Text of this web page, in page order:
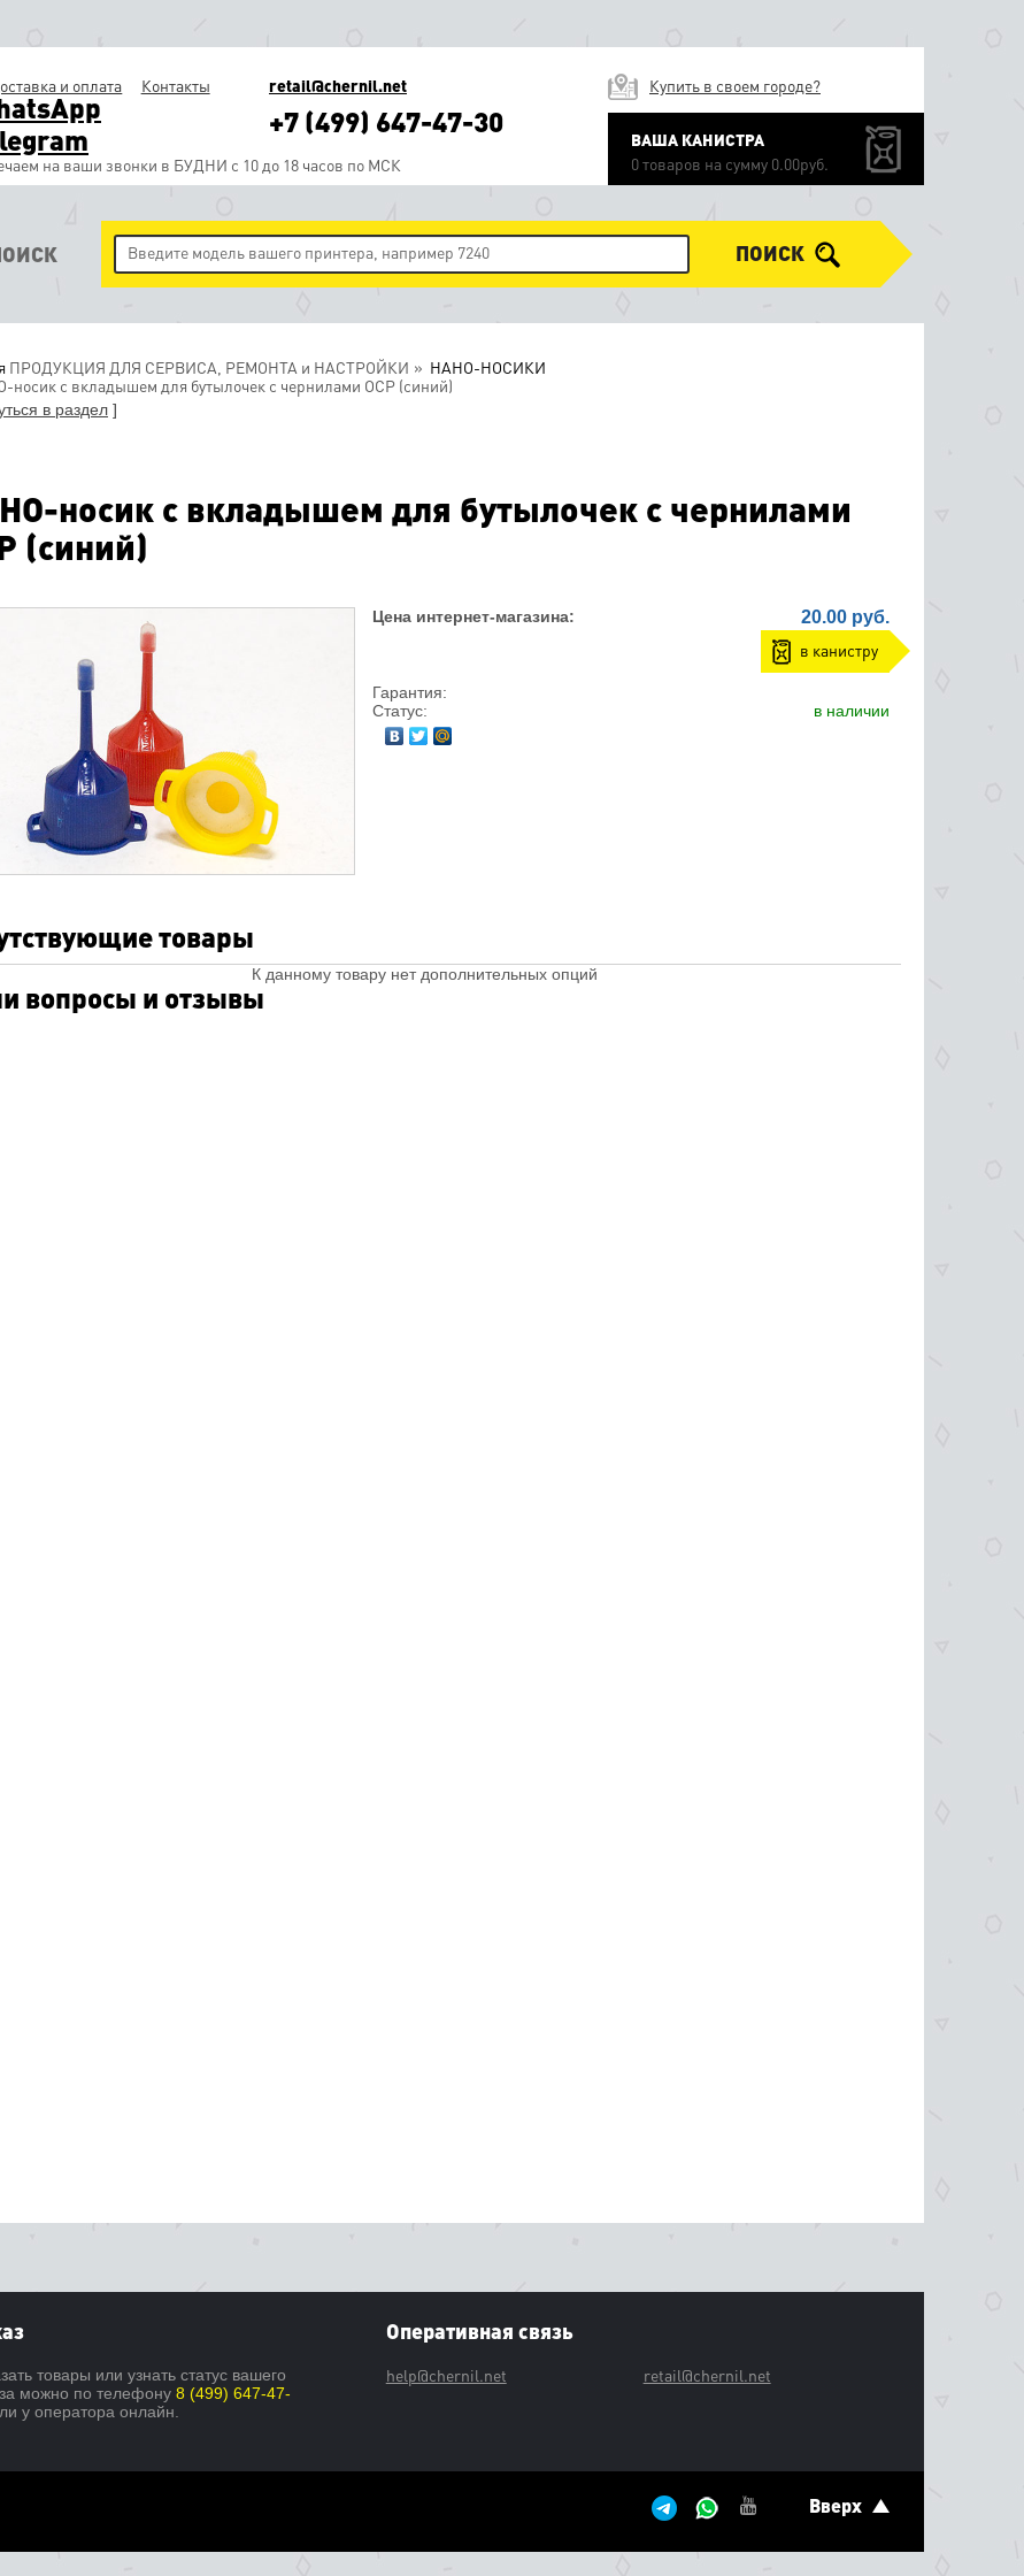
и оплата Контакты retail@chernil.net
+7 (499) 647-47-30
на ваши звонки в БУДНИ с 10 до 18 часов по МСК
Купить в своем городе?
ВАША КАНИСТРА
0 товаров на сумму 0.00руб.
ПОИСК
ПРОДУКЦИЯ ДЛЯ СЕРВИСА, РЕМОНТА и НАСТРОЙКИ
НАНО-НОСИКИ
носик c вкладышем для бутылочек с чернилами OCP (синий)
в раздел ]
носик c вкладышем для бутылочек с чернилами
(синий)
Цена интернет-магазина: 20.00 руб.
в канистру
Гарантия:
Статус:
в наличии
товары
К данному товару нет дополнительных опций
вопросы и отзывы
товары или узнать статус вашего
можно по телефону 8 (499) 647-47-
у оператора онлайн.
Оперативная связь
help@chernil.net retail@chernil.net
Вверх